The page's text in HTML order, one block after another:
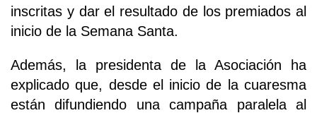
inscritas y dar el resultado de los premiados al
inicio de la Semana Santa.
Además, la presidenta de la Asociación ha
explicado que, desde el inicio de la cuaresma
están difundiendo una campaña paralela al